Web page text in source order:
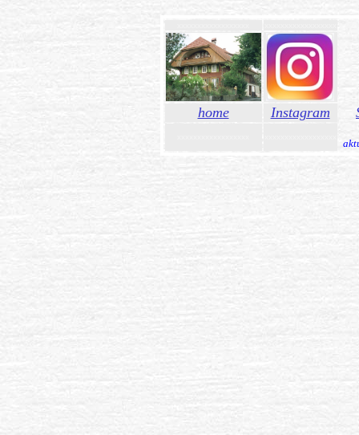
home Instagram